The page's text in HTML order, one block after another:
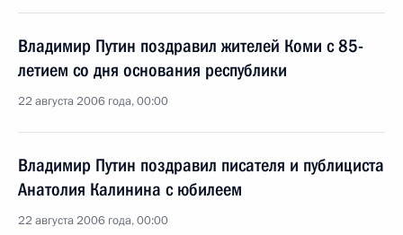
Владимир Путин поздравил жителей Коми с 85-
летием со дня основания республики
22 августа 2006 года, 00:00
Владимир Путин поздравил писателя и публициста
Анатолия Калинина с юбилеем
22 августа 2006 года, 00:00